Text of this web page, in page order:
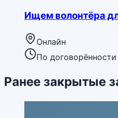
Ищем волонтёра
Онлайн
По договорённости
Ранее закрытые